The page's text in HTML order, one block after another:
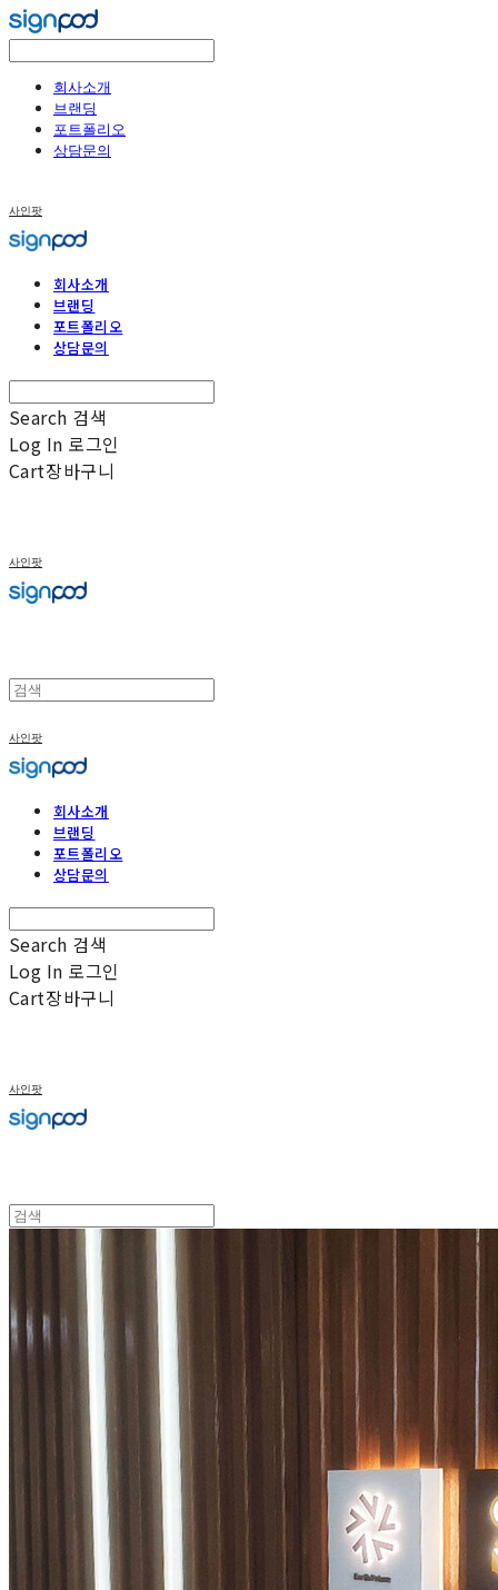
회사소개
브랜딩
포트폴리오
상담문의
사인팟
회사소개
브랜딩
포트폴리오
상담문의
Search 검색
Log In 로그인
Cart장바구니
사인팟
사인팟
회사소개
브랜딩
포트폴리오
상담문의
Search 검색
Log In 로그인
Cart장바구니
사인팟